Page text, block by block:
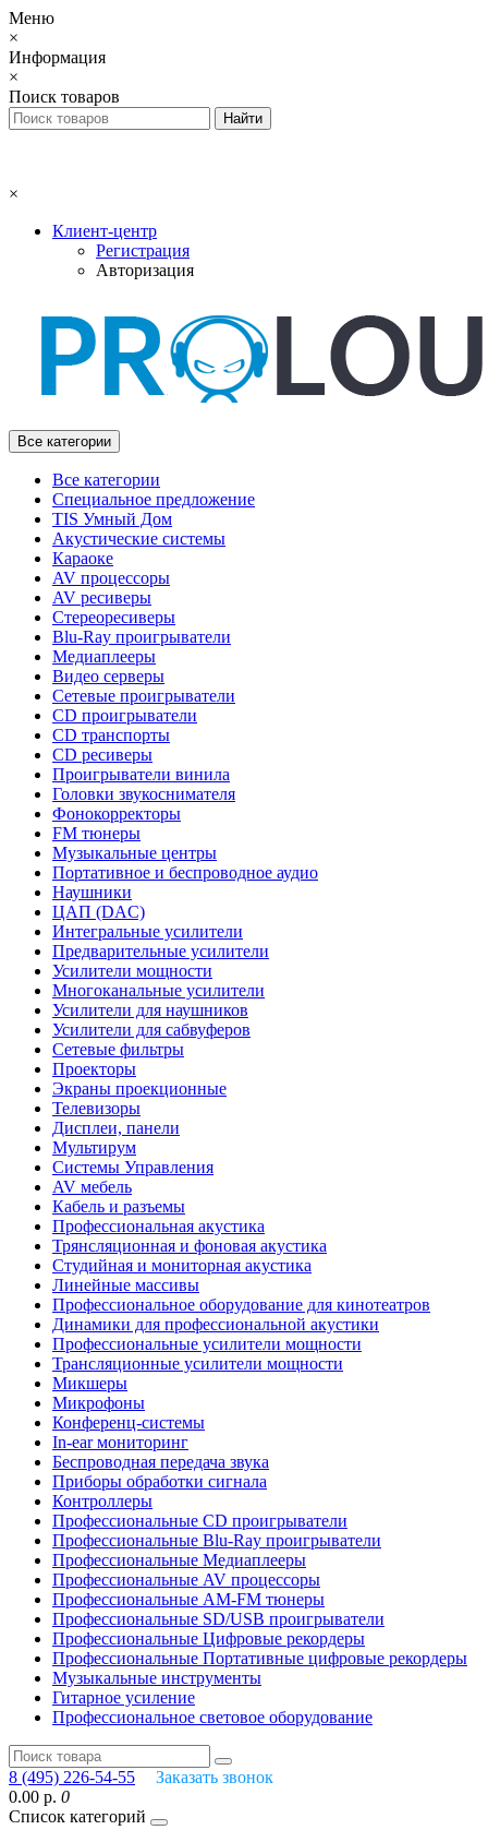
Меню
×
Информация
×
Поиск товаров
×
Клиент-центр
Регистрация
Авторизация
Все категории
Все категории
Специальное предложение
TIS Умный Дом
Акустические системы
Караоке
AV процессоры
AV ресиверы
Стереоресиверы
Blu-Ray проигрыватели
Медиаплееры
Видео серверы
Сетевые проигрыватели
CD проигрыватели
CD транспорты
CD ресиверы
Проигрыватели винила
Головки звукоснимателя
Фонокорректоры
FM тюнеры
Музыкальные центры
Портативное и беспроводное аудио
Наушники
ЦАП (DAC)
Интегральные усилители
Предварительные усилители
Усилители мощности
Многоканальные усилители
Усилители для наушников
Усилители для сабвуферов
Сетевые фильтры
Проекторы
Экраны проекционные
Телевизоры
Дисплеи, панели
Мультирум
Системы Управления
AV мебель
Кабель и разъемы
Профессиональная акустика
Трянсляционная и фоновая акустика
Студийная и мониторная акустика
Линейные массивы
Профессиональное оборудование для кинотеатров
Динамики для профессиональной акустики
Профессиональные усилители мощности
Трансляционные усилители мощности
Микшеры
Микрофоны
Конференц-системы
In-ear мониторинг
Беспроводная передача звука
Приборы обработки сигнала
Контроллеры
Профессиональные СD проигрыватели
Профессиональные Blu-Ray проигрыватели
Профессиональные Медиаплееры
Профессиональные AV процессоры
Профессиональные AM-FM тюнеры
Профессиональные SD/USB проигрыватели
Профессиональные Цифровые рекордеры
Профессиональные Портативные цифровые рекордеры
Музыкальные инструменты
Гитарное усиление
Профессиональное световое оборудование
8 (495) 226-54-55
Заказать звонок
0.00 р. 0
Список категорий